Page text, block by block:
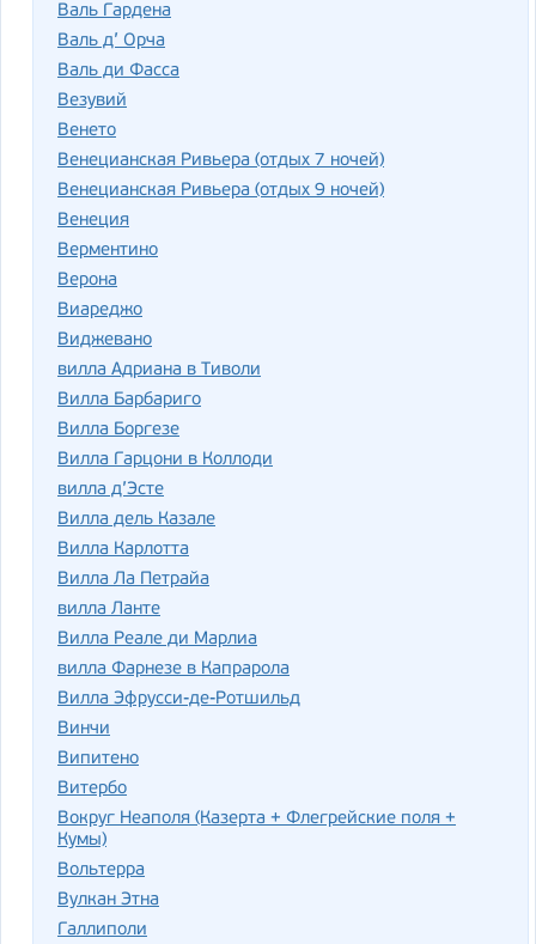
Валь Гардена
Валь д’ Орча
Валь ди Фасса
Везувий
Венето
Венецианская Ривьера (отдых 7 ночей)
Венецианская Ривьера (отдых 9 ночей)
Венеция
Верментино
Верона
Виареджо
Виджевано
вилла Адриана в Тиволи
Вилла Барбариго
Вилла Боргезе
Вилла Гарцони в Коллоди
вилла д’Эсте
Вилла дель Казале
Вилла Карлотта
Вилла Ла Петрайа
вилла Ланте
Вилла Реале ди Марлиа
вилла Фарнезе в Капрарола
Вилла Эфрусси-де-Ротшильд
Винчи
Випитено
Витербо
Вокруг Неаполя (Казерта + Флегрейские поля +
Кумы)
Вольтерра
Вулкан Этна
Галлиполи